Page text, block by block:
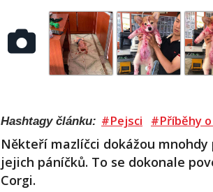
Hashtagy článku: #Pejsci #Příběhy
Někteří mazlíčci dokážou
jejich páníčků. To se dokonale
Corgi.